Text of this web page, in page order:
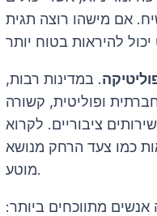
אם מישהו רוצה תגית
. במדינות רבות,
ופוליטית, קשורה
ציבוריים. לקרוא
כמו צעד הרחק מנושא
מוטע.
מתווכחים ביותר: